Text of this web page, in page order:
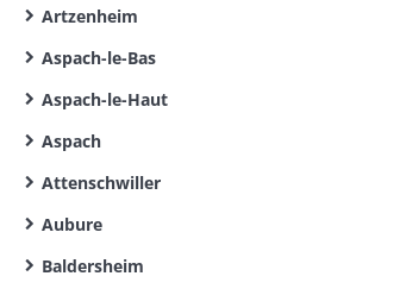
Artzenheim
Aspach-le-Bas
Aspach-le-Haut
Aspach
Attenschwiller
Aubure
Baldersheim